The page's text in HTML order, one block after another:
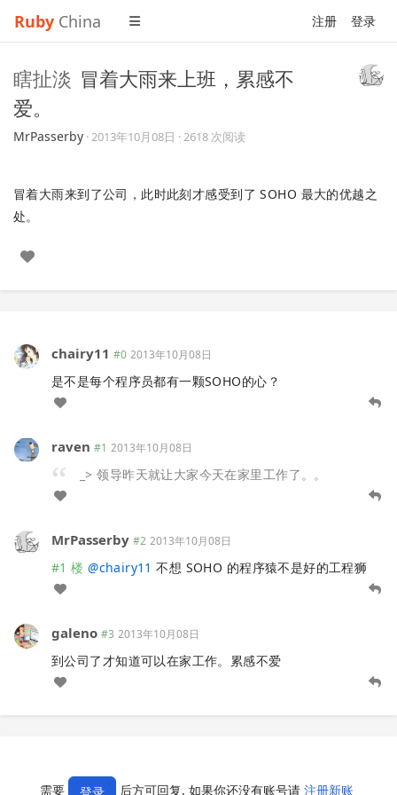
Ruby China 注册 登录
瞎扯淡 冒着大雨来上班，累感不
爱。
MrPasserby ·2013年10月08日 · 2618 次阅读
冒着大雨来到了公司，此时此刻才感受到了 SOHO 最大的优越之
处。
chairy11 #0 2013年10月08日
是不是每个程序员都有一颗SOHO的心？
raven #1 2013年10月08日
_> 领导昨天就让大家今天在家里工作了。。
MrPasserby #2 2013年10月08日
#1 楼 @chairy11 不想 SOHO 的程序猿不是好的工程狮
galeno #3 2013年10月08日
到公司了才知道可以在家工作。累感不爱
需要 后方可回复, 如果你还没有账号请 注册新账